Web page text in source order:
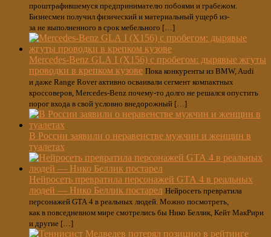
проштрафившемуся предпринимателю побоями и грабежом.
Бизнесмен получил физический и материальный ущерб из-
за не выполненного в срок мебельного […]
Mercedes-Benz GLA I (X156) с пробегом: дырявые жгуты
проводки в крепком кузове Пока конкуренты из BMW, Audi
и даже Range Rover активно осваивали сегмент компактных
кроссоверов, Mercedes-Benz почему-то долго не решался опустить
порог входа в свой условно внедорожный […]
В России заявили о неравенстве мужчин и женщин в
туалетах
Нейросеть превратила персонажей GTA 4 в реальных
людей — Нико Беллик постарел Нейросеть превратила
персонажей GTA 4 в реальных людей. Можно посмотреть,
как в повседневном мире смотрелись бы Нико Беллик, Кейт МакРири
и другие […]